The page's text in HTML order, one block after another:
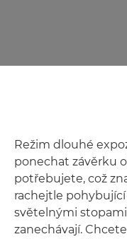
Režim dlouhé
ponechat závěrku
potřebujete, což
rachejtle
světelnými
zanechávají.